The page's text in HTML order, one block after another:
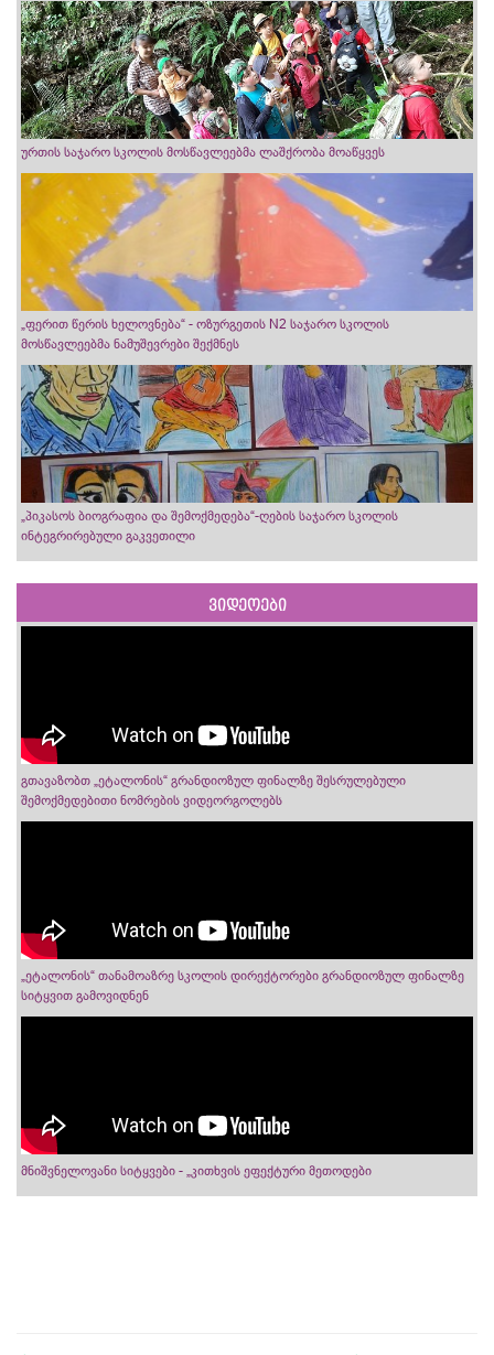
ურთის საჯარო სკოლის მოსწავლეებმა ლაშქრობა მოაწყვეს
„ფერით წერის ხელოვნება“ - ოზურგეთის N2 საჯარო სკოლის
მოსწავლეებმა ნამუშევრები შექმნეს
„პიკასოს ბიოგრაფია და შემოქმედება“-ღების საჯარო სკოლის
ინტეგრირებული გაკვეთილი
ვიდეოები
გთავაზობთ „ეტალონის“ გრანდიოზულ ფინალზე შესრულებული
შემოქმედებითი ნომრების ვიდეორგოლებს
„ეტალონის“ თანამოაზრე სკოლის დირექტორები გრანდიოზულ ფინალზე
სიტყვით გამოვიდნენ
მნიშვნელოვანი სიტყვები - „კითხვის ეფექტური მეთოდები